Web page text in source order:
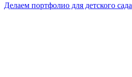
Делаем портфолио для детского сада